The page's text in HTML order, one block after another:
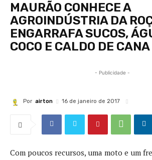
MAURÃO CONHECE A
AGROINDÚSTRIA DA
ENGARRAFA SUCOS,
COCO E CALDO DE CANA
- Publicidade -
Por airton 16 de janeiro de 2017
Com poucos recursos, uma moto e um